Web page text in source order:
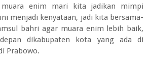
muara enim mari kita jadikan mimpi
menjadi kenyataan, jadi kita bersama-
bahri agar muara enim lebih baik,
dikabupaten kota yang ada di
Prabowo.